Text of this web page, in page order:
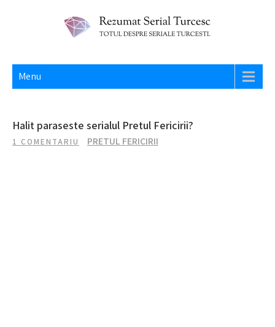
REZUMAT SERIAL TURCESC
Menu
Halit paraseste serialul Pretul Fericirii?
1 COMENTARIU PRETUL FERICIRII